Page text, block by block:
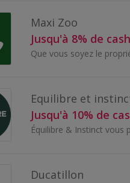
Maxi Zoo
Jusqu'à 8% de
Equilibre et
Jusqu'à 10% de
Ducatillon